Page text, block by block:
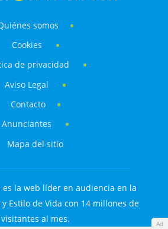
Ad
somos
Cookies
de privacidad
Aviso Legal
Contacto
Anunciantes
Mapa del sitio
la web líder en audiencia en la
Estilo de Vida con 14 millones de
visitantes al mes.